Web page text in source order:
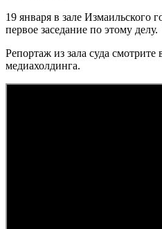
19 января в зале Измаильского
первое заседание по этому делу.
Репортаж из зала суда смотрите
медиахолдинга.